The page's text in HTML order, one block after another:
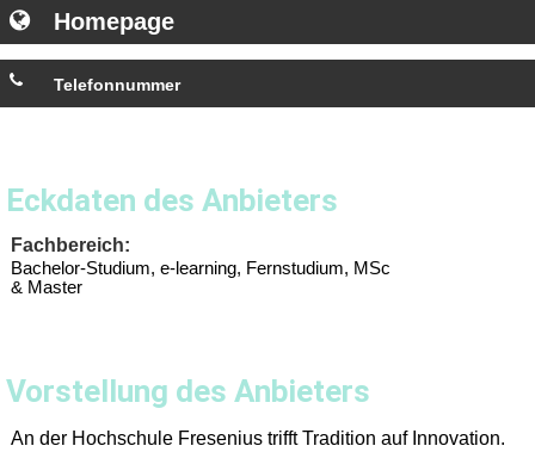
Homepage
Telefonnummer
Eckdaten des Anbieters
Fachbereich:
Bachelor-Studium, e-learning, Fernstudium, MSc
& Master
Vorstellung des Anbieters
An der Hochschule Fresenius trifft Tradition auf Innovation.